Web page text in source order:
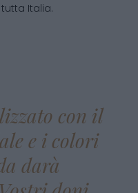
Italia.
con il
e i colori
darà